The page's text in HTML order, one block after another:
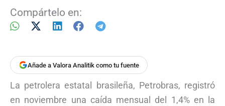
Compártelo en:
Añade a Valora Analitik como tu fuente
La petrolera estatal brasileña, Petrobras, registró
en noviembre una caída mensual del 1,4% en la